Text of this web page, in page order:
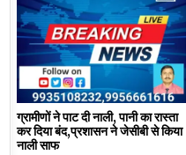
ग्रामीणों ने पाट दी नाली, पानी का रास्ता
कर दिया बंद,प्रशासन ने जेसीबी से किया
नाली साफ